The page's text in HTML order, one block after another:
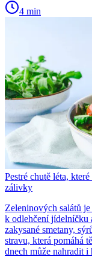
4 min
Pestré chutě léta,
zálivky
Zeleninových salátů
k odlehčení jídelníčku
zakysané smetany,
stravu, která pomáhá
dnech může nahradit